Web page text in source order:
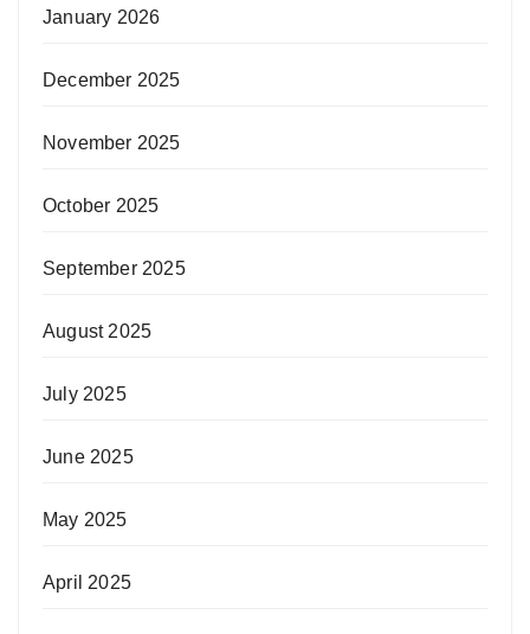
January 2026
December 2025
November 2025
October 2025
September 2025
August 2025
July 2025
June 2025
May 2025
April 2025